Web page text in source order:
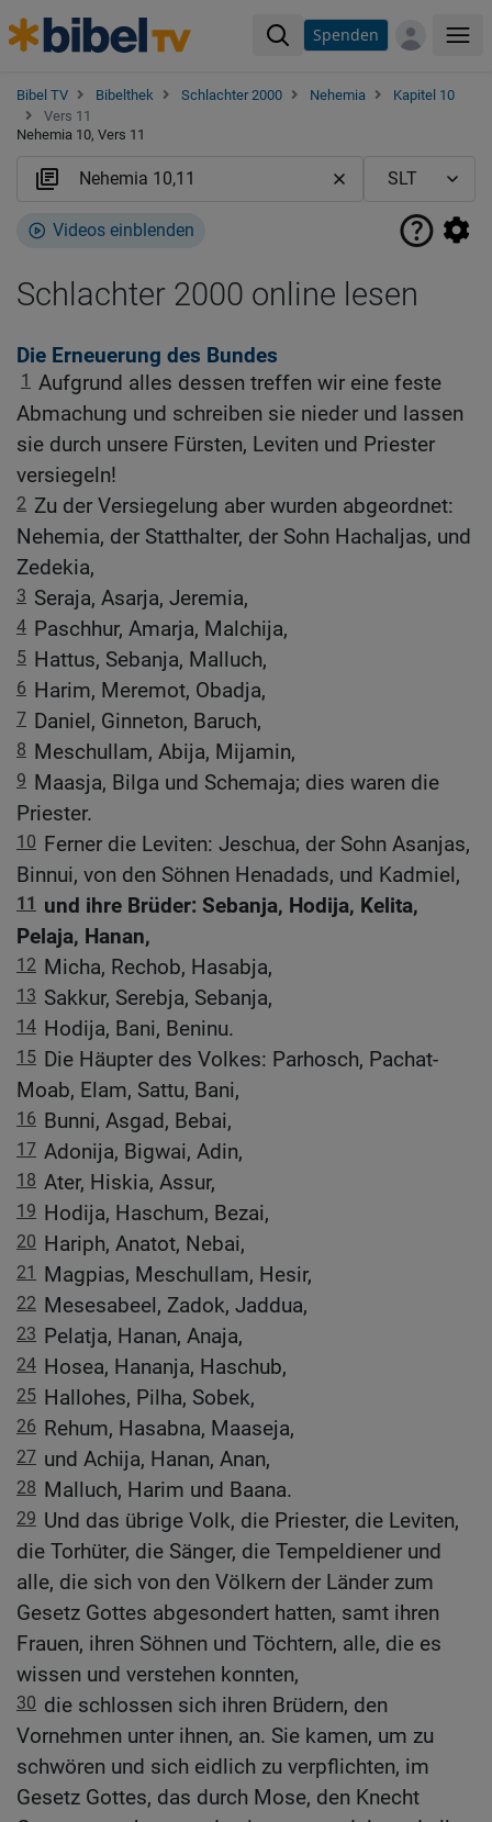
Spenden
Bibel TV Bibelthek Schlachter 2000 Nehemia
Kapitel 10
Vers 11
Nehemia 10, Vers 11
Videos einblenden
Schlachter 2000 online lesen
Die Erneuerung des Bundes
1 Aufgrund alles dessen treffen wir eine feste
Abmachung und schreiben sie nieder und lassen
sie durch unsere Fürsten, Leviten und Priester
versiegeln!
2 Zu der Versiegelung aber wurden abgeordnet:
Nehemia, der Statthalter, der Sohn Hachaljas, und
Zedekia,
3 Seraja, Asarja, Jeremia,
4 Paschhur, Amarja, Malchija,
5 Hattus, Sebanja, Malluch,
6 Harim, Meremot, Obadja,
7 Daniel, Ginneton, Baruch,
8 Meschullam, Abija, Mijamin,
9 Maasja, Bilga und Schemaja; dies waren die
Priester.
10 Ferner die Leviten: Jeschua, der Sohn Asanjas,
Binnui, von den Söhnen Henadads, und Kadmiel,
11
und ihre Brüder: Sebanja, Hodija, Kelita,
Pelaja, Hanan,
12 Micha, Rechob, Hasabja,
13 Sakkur, Serebja, Sebanja,
14 Hodija, Bani, Beninu.
15 Die Häupter des Volkes: Parhosch, Pachat-
Moab, Elam, Sattu, Bani,
16 Bunni, Asgad, Bebai,
17 Adonija, Bigwai, Adin,
18 Ater, Hiskia, Assur,
19 Hodija, Haschum, Bezai,
20 Hariph, Anatot, Nebai,
21 Magpias, Meschullam, Hesir,
22 Mesesabeel, Zadok, Jaddua,
23 Pelatja, Hanan, Anaja,
24 Hosea, Hananja, Haschub,
25 Hallohes, Pilha, Sobek,
26 Rehum, Hasabna, Maaseja,
27 und Achija, Hanan, Anan,
28 Malluch, Harim und Baana.
29 Und das übrige Volk, die Priester, die Leviten,
die Torhüter, die Sänger, die Tempeldiener und
alle, die sich von den Völkern der Länder zum
Gesetz Gottes abgesondert hatten, samt ihren
Frauen, ihren Söhnen und Töchtern, alle, die es
wissen und verstehen konnten,
30 die schlossen sich ihren Brüdern, den
Vornehmen unter ihnen, an. Sie kamen, um zu
schwören und sich eidlich zu verpflichten, im
Gesetz Gottes, das durch Mose, den Knecht